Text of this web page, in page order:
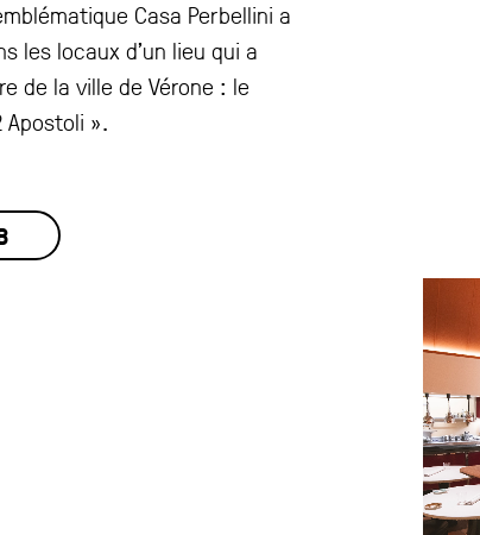
Casa Perbellini a
les locaux d’un lieu qui a
de la ville de Vérone : le
Apostoli ».